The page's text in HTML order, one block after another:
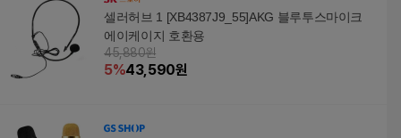
셀러허브 1 [XB4387J9_55]AKG 블루투스마이크
에이케이지 호환용
45,880원
5%43,590원